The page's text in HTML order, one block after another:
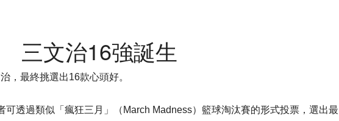
三文治16強誕生
，最終挑選出16款心頭好。
可透過類似「瘋狂三月」（March Madness）籃球淘汰賽的形式投票，選出最